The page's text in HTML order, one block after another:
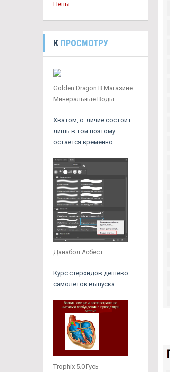
Пепы
К ПРОСМОТРУ
Golden Dragon В Магазине
Минеральные Воды
Хватом, отличие состоит
лишь в том поэтому
остаётся временно.
Данабол Асбест
Курс стероидов дешево
самолетов выпуска.
Trophix 5.0 Гусь-